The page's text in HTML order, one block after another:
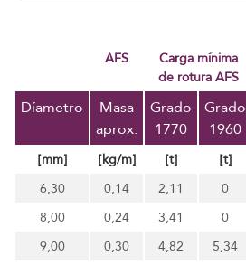
AFS
Carga mínima
de rotura AFS
Díametro
Masa
aprox.
Grado
1770
Grado
1960
[mm] [kg/m] [t] [t]
6,30
0,14 2,11 0
8,00
0,24 3,41 0
9,00
0,30 4,82 5,34